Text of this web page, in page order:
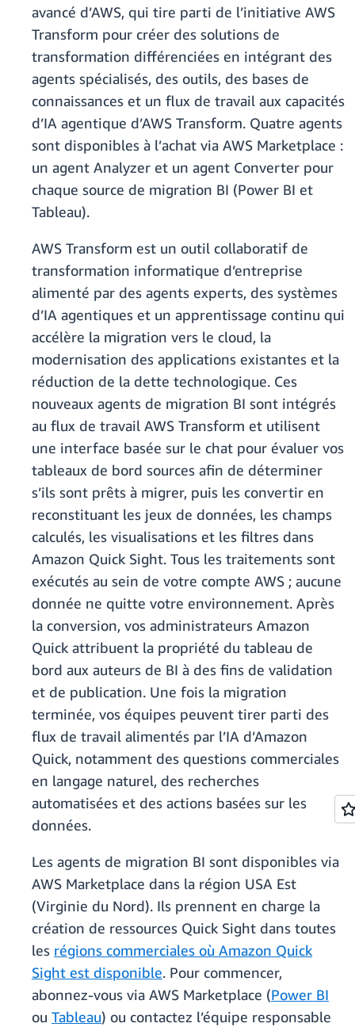
avancé d’AWS, qui tire parti de l’initiative AWS
Transform pour créer des solutions de
transformation différenciées en intégrant des
agents spécialisés, des outils, des bases de
connaissances et un flux de travail aux capacités
d’IA agentique d’AWS Transform. Quatre agents
sont disponibles à l’achat via AWS Marketplace :
un agent Analyzer et un agent Converter pour
chaque source de migration BI (Power BI et
Tableau).
AWS Transform est un outil collaboratif de
transformation informatique d’entreprise
alimenté par des agents experts, des systèmes
d’IA agentiques et un apprentissage continu qui
accélère la migration vers le cloud, la
modernisation des applications existantes et la
réduction de la dette technologique. Ces
nouveaux agents de migration BI sont intégrés
au flux de travail AWS Transform et utilisent
une interface basée sur le chat pour évaluer vos
tableaux de bord sources afin de déterminer
s’ils sont prêts à migrer, puis les convertir en
reconstituant les jeux de données, les champs
calculés, les visualisations et les filtres dans
Amazon Quick Sight. Tous les traitements sont
exécutés au sein de votre compte AWS ; aucune
donnée ne quitte votre environnement. Après
la conversion, vos administrateurs Amazon
Quick attribuent la propriété du tableau de
bord aux auteurs de BI à des fins de validation
et de publication. Une fois la migration
terminée, vos équipes peuvent tirer parti des
flux de travail alimentés par l’IA d’Amazon
Quick, notamment des questions commerciales
en langage naturel, des recherches
automatisées et des actions basées sur les
données.
Les agents de migration BI sont disponibles via
AWS Marketplace dans la région USA Est
(Virginie du Nord). Ils prennent en charge la
création de ressources Quick Sight dans toutes
les régions commerciales où Amazon Quick
Sight est disponible. Pour commencer,
abonnez-vous via AWS Marketplace (Power BI
ou Tableau) ou contactez l’équipe responsable